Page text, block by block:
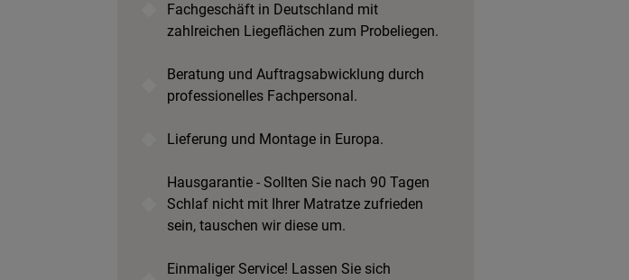
Fachgeschäft in Deutschland mit
zahlreichen Liegeflächen zum Probeliegen.
Beratung und Auftragsabwicklung durch
professionelles Fachpersonal.
Lieferung und Montage in Europa.
Hausgarantie - Sollten Sie nach 90 Tagen
Schlaf nicht mit Ihrer Matratze zufrieden
sein, tauschen wir diese um.
Einmaliger Service! Lassen Sie sich